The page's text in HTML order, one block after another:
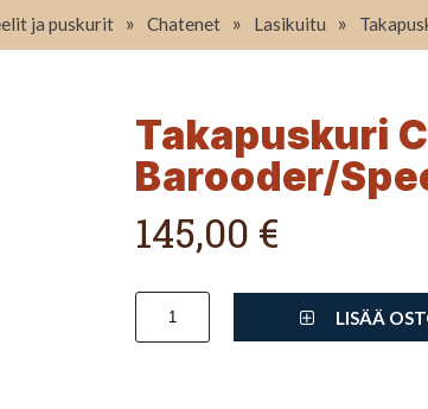
ja puskurit » Chatenet » Lasikuitu »
Takapuskuri
Barooder/
145,00 €
LISÄÄ